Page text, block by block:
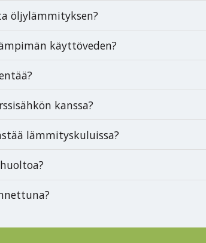
öljylämmityksen?
käyttöveden?
kanssa?
lämmityskuluissa?